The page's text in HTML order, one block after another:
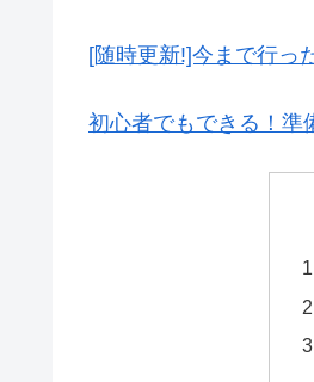
[随時更新!]今まで行っ
初心者でもできる！準